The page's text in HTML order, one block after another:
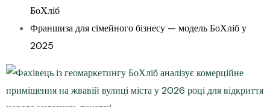
БоХліб
Франшиза для сімейного бізнесу — модель БоХліб у
2025